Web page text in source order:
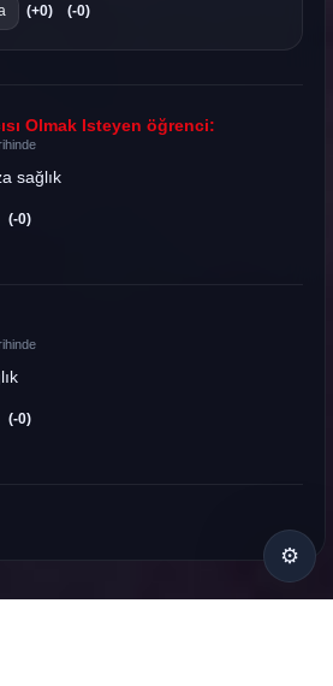
⚙
(+0) (-0)
Olmak Isteyen öğrenci:
sağlık
(-0)
(-0)